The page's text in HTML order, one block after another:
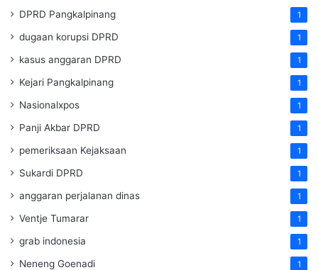
DPRD Pangkalpinang 1
dugaan korupsi DPRD 1
kasus anggaran DPRD 1
Kejari Pangkalpinang 1
Nasionalxpos 1
Panji Akbar DPRD 1
pemeriksaan Kejaksaan 1
Sukardi DPRD 1
anggaran perjalanan dinas 1
Ventje Tumarar 1
grab indonesia 1
Neneng Goenadi 1